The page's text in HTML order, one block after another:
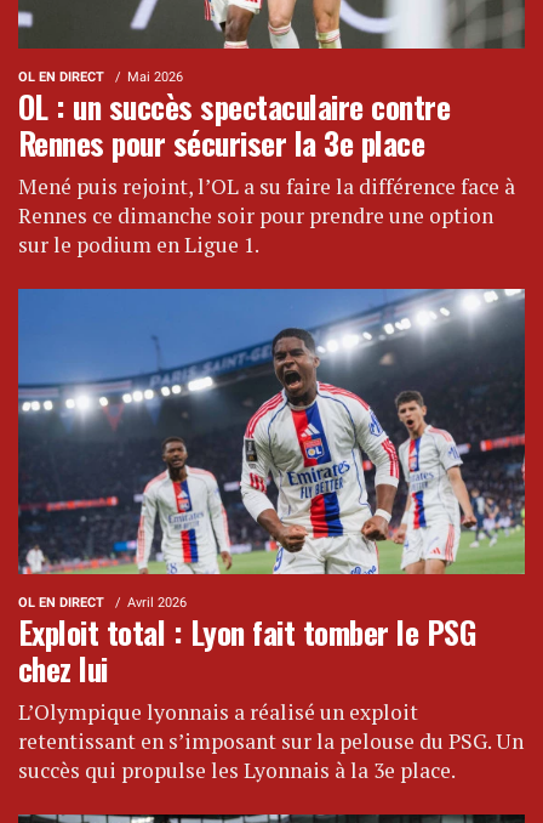
OL EN DIRECT Mai 2026
OL : un succès spectaculaire contre
Rennes pour sécuriser la 3e place
Mené puis rejoint, l’OL a su faire la différence face à
Rennes ce dimanche soir pour prendre une option
sur le podium en Ligue 1.
OL EN DIRECT Avril 2026
Exploit total : Lyon fait tomber le PSG
chez lui
L’Olympique lyonnais a réalisé un exploit
retentissant en s’imposant sur la pelouse du PSG. Un
succès qui propulse les Lyonnais à la 3e place.